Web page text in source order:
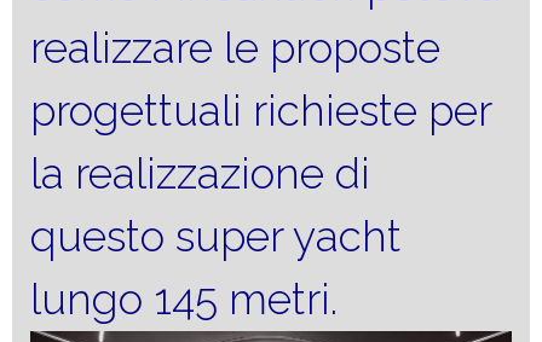
realizzare le proposte
progettuali richieste per
la realizzazione di
questo super yacht
lungo 145 metri.